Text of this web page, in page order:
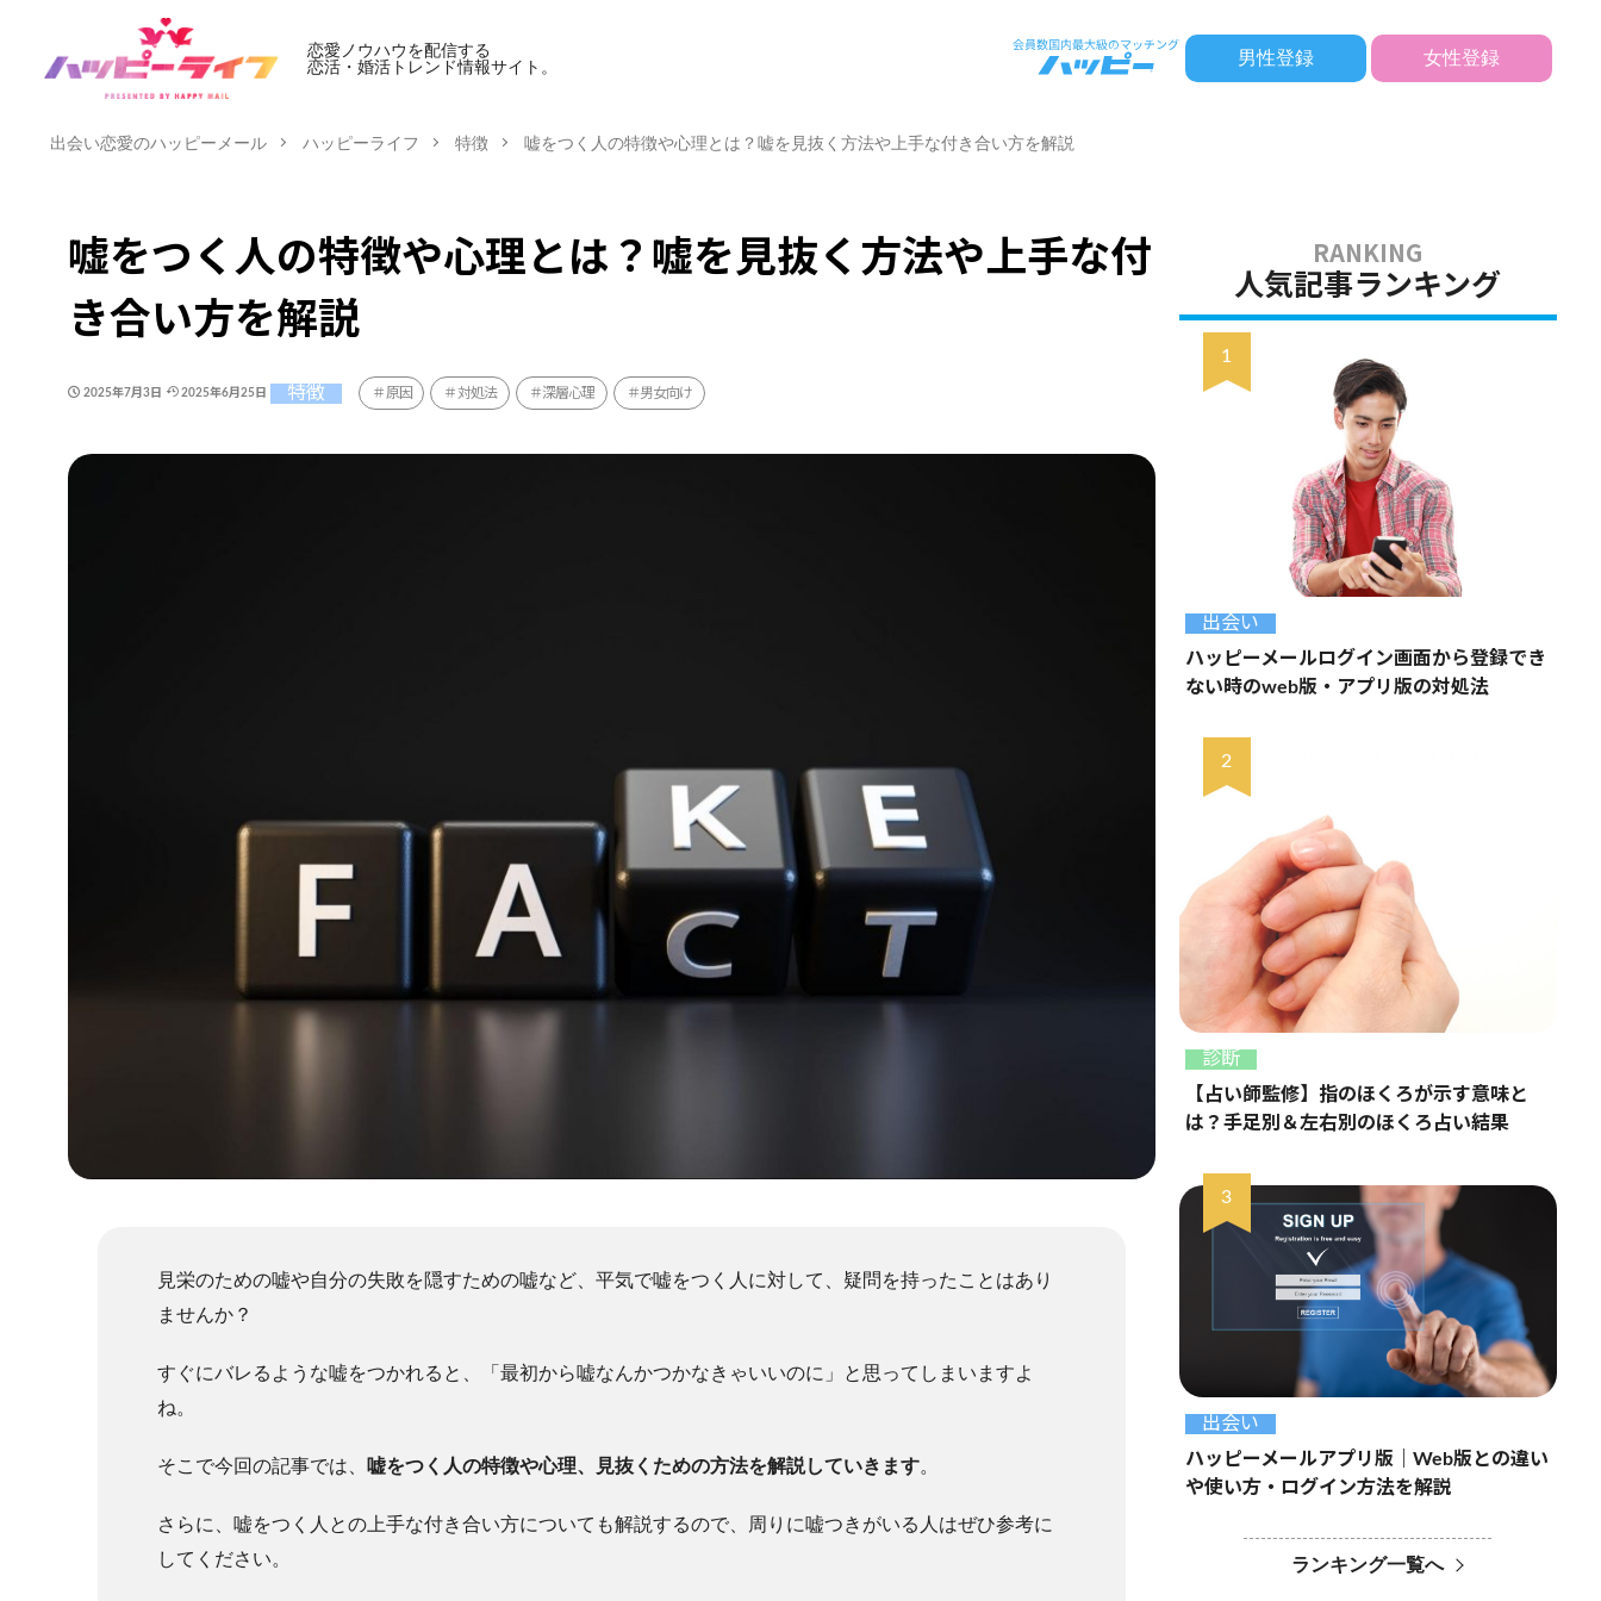
恋愛ノウハウを配信する
恋活・婚活トレンド情報サイト。
男性登録 女性登録
出会い恋愛のハッピーメール ハッピーライフ 特徴 嘘をつく人の特徴や心理とは？嘘を見抜く方法や上手な付き合い方を解説
嘘をつく人の特徴や心理とは？嘘を見抜く方法や上手な付
き合い方を解説
2025年7月3日 2025年6月25日 特徴 原因 対処法 深層心理 男女向け
見栄のための嘘や自分の失敗を隠すための嘘など、平気で嘘をつく人に対して、疑問を持ったことはあり
ませんか？
すぐにバレるような嘘をつかれると、「最初から嘘なんかつかなきゃいいのに」と思ってしまいますよ
ね。
そこで今回の記事では、 嘘をつく人の特徴や心理、見抜くための方法を解説していきます。
さらに、嘘をつく人との上手な付き合い方についても解説するので、周りに嘘つきがいる人はぜひ参考に
してください。
人気記事ランキング
出会い
ハッピーメールログイン画面から登録でき
ない時のweb版・アプリ版の対処法
診断
【占い師監修】指のほくろが示す意味と
は？手足別＆左右別のほくろ占い結果
出会い
ハッピーメールアプリ版｜Web版との違い
や使い方・ログイン方法を解説
ランキング一覧へ